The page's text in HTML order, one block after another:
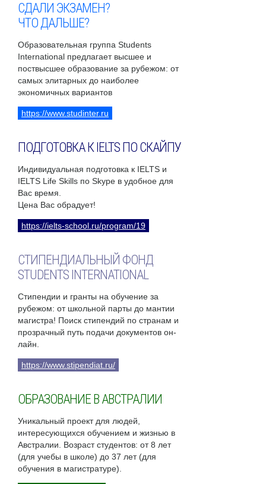
СДАЛИ ЭКЗАМЕН?
ЧТО ДАЛЬШЕ?
Образовательная группа Students
International предлагает высшее и
поствысшее образование за рубежом: от
самых элитарных до наиболее
экономичных вариантов
https://www.studinter.ru
ПОДГОТОВКА К IELTS ПО СКАЙПУ
Индивидуальная подготовка к IELTS и
IELTS Life Skills по Skype в удобное для
Вас время.
Цена Вас обрадует!
https://ielts-school.ru/program/19
СТИПЕНДИАЛЬНЫЙ ФОНД
STUDENTS INTERNATIONAL
Стипендии и гранты на обучение за
рубежом: от школьной парты до мантии
магистра! Поиск стипендий по странам и
прозрачный путь подачи документов он-
лайн.
https://www.stipendiat.ru/
ОБРАЗОВАНИЕ В АВСТРАЛИИ
Уникальный проект для людей,
интересующихся обучением и жизнью в
Австралии. Возраст студентов: от 8 лет
(для учебы в школе) до 37 лет (для
обучения в магистратуре).